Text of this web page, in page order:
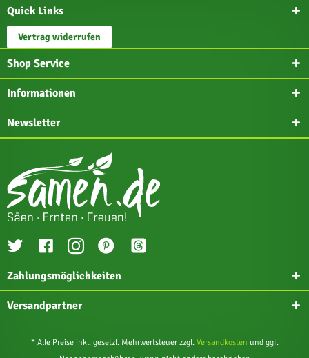
Quick Links
Vertrag widerrufen
Shop Service
Informationen
Newsletter
Zahlungsmöglichkeiten
Versandpartner
* Alle Preise inkl. gesetzl. Mehrwertsteuer zzgl. Versandkosten und ggf.